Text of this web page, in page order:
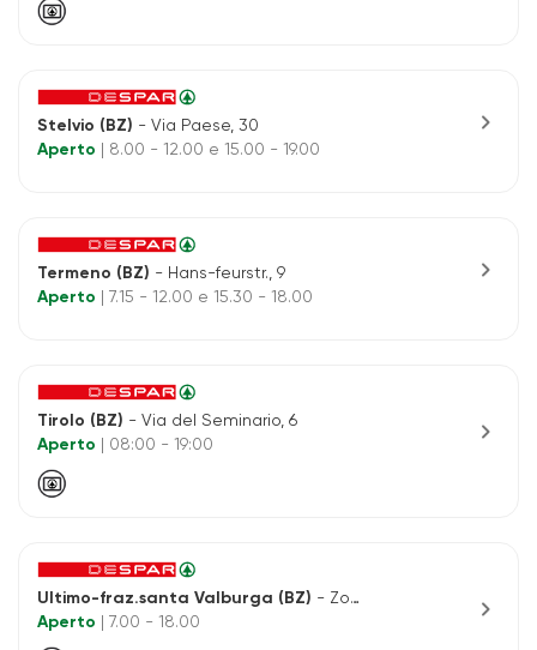
Stelvio (BZ) - Via Paese, 30
Aperto
| 8.00 - 12.00 e 15.00 - 19.00
chevron_right
Termeno (BZ) - Hans-feurstr., 9
Aperto
| 7.15 - 12.00 e 15.30 - 18.00
chevron_right
Tirolo (BZ) - Via del Seminario, 6
Aperto
| 08:00 - 19:00 chevron_right
Ultimo-fraz.santa Valburga (BZ) - Zoggler, N.154
Aperto
| 7.00 - 18.00 chevron_right